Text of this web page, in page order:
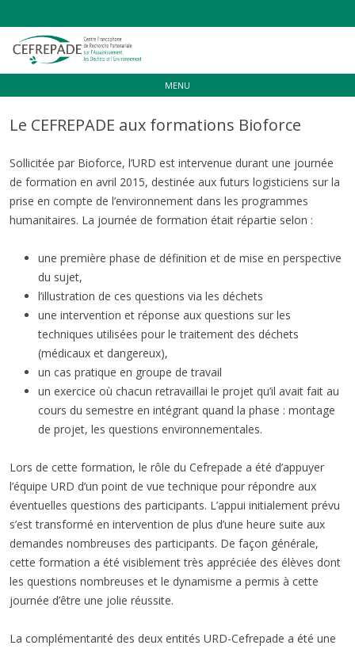
MENU
contenu
Le CEFREPADE aux formations Bioforce
Sollicitée par Bioforce, l’URD est intervenue durant une journée
de formation en avril 2015, destinée aux futurs logisticiens sur la
prise en compte de l’environnement dans les programmes
humanitaires. La journée de formation était répartie selon :
une première phase de définition et de mise en perspective
du sujet,
l’illustration de ces questions via les déchets
une intervention et réponse aux questions sur les
techniques utilisées pour le traitement des déchets
(médicaux et dangereux),
un cas pratique en groupe de travail
un exercice où chacun retravaillai le projet qu’il avait fait au
cours du semestre en intégrant quand la phase : montage
de projet, les questions environnementales.
Lors de cette formation, le rôle du Cefrepade a été d’appuyer
l’équipe URD d’un point de vue technique pour répondre aux
éventuelles questions des participants. L’appui initialement prévu
s’est transformé en intervention de plus d’une heure suite aux
demandes nombreuses des participants. De façon générale,
cette formation a été visiblement très appréciée des élèves dont
les questions nombreuses et le dynamisme a permis à cette
journée d’être une jolie réussite.
La complémentarité des deux entités URD-Cefrepade a été une